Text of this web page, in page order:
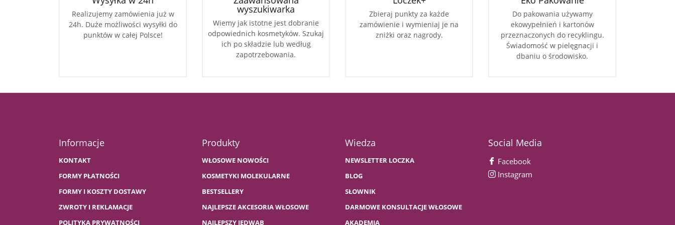
Realizujemy zamówienia już w
24h. Duże możliwości wysyłki do
punktów w całej Polsce!
wyszukiwarka
Wiemy jak istotne jest dobranie
odpowiednich kosmetyków. Szukaj
ich po składzie lub według
zapotrzebowania.
Zbieraj punkty za każde
zamówienie i wymieniaj je na
zniżki oraz nagrody.
Do pakowania używamy
ekowypełnień i kartonów
przeznaczonych do recyklingu.
Świadomość w pielęgnacji i
dbaniu o środowisko.
Informacje
KONTAKT
FORMY PŁATNOŚCI
FORMY I KOSZTY DOSTAWY
ZWROTY I REKLAMACJE
POLITYKA PRYWATNOŚCI
Produkty
WŁOSOWE NOWOŚCI
KOSMETYKI MOLEKULARNE
BESTSELLERY
NAJLEPSZE AKCESORIA WŁOSOWE
NAJLEPSZY JEDWAB
Wiedza
NEWSLETTER LOCZKA
BLOG
SŁOWNIK
DARMOWE KONSULTACJE WŁOSOWE
AKADEMIA
Social Media
Facebook
Instagram